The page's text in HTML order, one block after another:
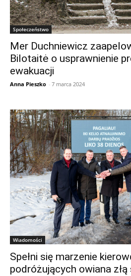
Społeczeństwo
Mer Duchniewicz
Bilotaitė o usprawnienie
ewakuacji
Anna Pieszko - 7 marca 2024
Wiadomości
Spełni się marzenie
podróżujących owiana